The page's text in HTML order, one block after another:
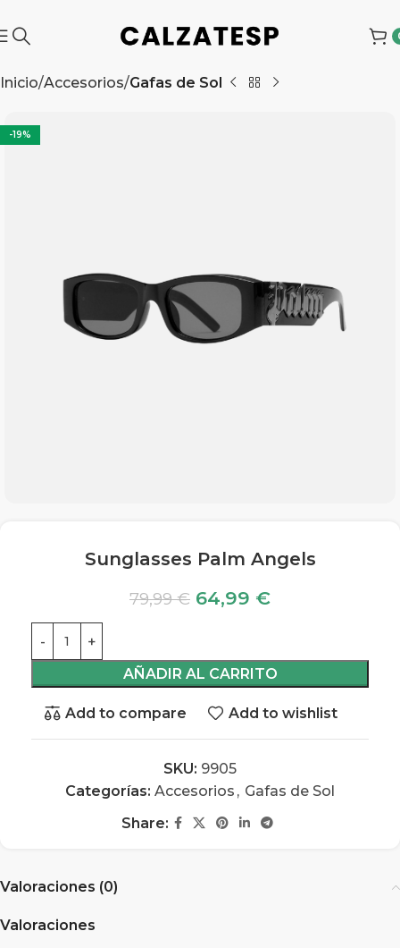
Inicio Accesorios Gafas de Sol
-19%
Sunglasses Palm Angels
79,99€ 64,99 €
AÑADIR AL CARRITO
Add to compare Add to wishlist
SKU: 9905
Categorías: Accesorios , Gafas de Sol
Share:
Valoraciones (0)
Valoraciones